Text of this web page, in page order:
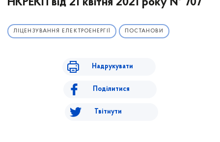
НКРЕКП від 21 квітня 2021 року № 707
ЛІЦЕНЗУВАННЯ ЕЛЕКТРОЕНЕРГІЇ ПОСТАНОВИ
Надрукувати
Поділитися
Твітнути